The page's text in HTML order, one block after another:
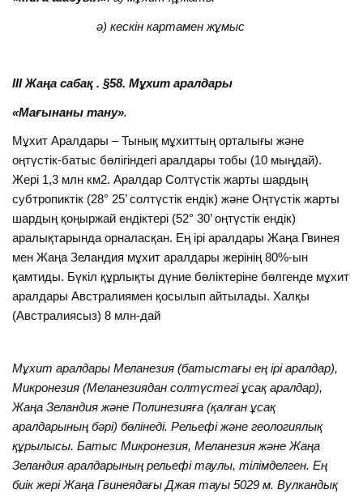
ә) кескін картамен жұмыс
ІІІ Жаңа сабақ . §58. Мұхит аралдары
«Мағынаны тану».
Мұхит Аралдары – Тынық мұхиттың орталығы және
оңтүстік-батыс бөлігіндегі аралдары тобы (10 мыңдай).
Жері 1,3 млн км2. Аралдар Солтүстік жарты шардың
субтропиктік (28° 25’ солтүстік ендік) және Оңтүстік жарты
шардың қоңыржай ендіктері (52° 30’ оңтүстік ендік)
аралықтарында орналасқан. Ең ірі аралдары Жаңа Гвинея
мен Жаңа Зеландия мұхит аралдары жерінің 80%-ын
қамтиды. Бүкіл құрлықты дүние бөліктеріне бөлгенде мұхит
аралдары Австралиямен қосылып айтылады. Халқы
(Австралиясыз) 8 млн-дай
Мұхит аралдары Меланезия (батыстағы ең ірі аралдар),
Микронезия (Меланезиядан солтүстегі ұсақ аралдар),
Жаңа Зеландия және Полинезияға (қалған ұсақ
аралдарының бәрі) бөлінеді. Рельефі және геологиялық
құрылысы. Батыс Микронезия, Меланезия және Жаңа
Зеландия аралдарының рельефі таулы, тілімделген. Ең
биік жері Жаңа Гвинеядағы Джая тауы 5029 м. Вулкандық